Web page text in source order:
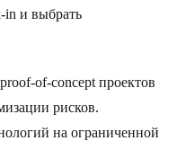
in и выбрать
of-concept проектов
рисков.
на ограниченной